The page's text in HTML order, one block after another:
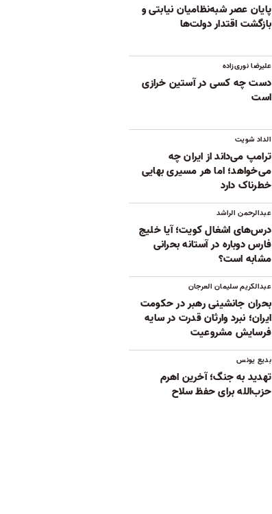
پایان عصر شبه‌نظامیان نیابتی و
بازگشت اقتدار دولت‌ها
علیرضا نوری‌زاده
دست چه کسی در آستین خرازی
است
الداد شویت
ترامپ می‌داند از ایران چه
می‌خواهد؛ اما هر مسیری بهایی
خطرناک دارد
عبدالرحمن الراشد
درس‌های اشغال کویت؛ آیا خلیج
فارس دوباره در آستانه بحرانی
مشابه است؟
عبدالکریم سلیمان العرجان
بحران جانشینی رهبر در حکومت
ایران؛ نبرد وارثان قدرت در سایه
فرسایش مشروعیت
بدیع یونس
تهدید به جنگ؛ آخرین اهرم
حزب‌الله برای حفظ سلاح